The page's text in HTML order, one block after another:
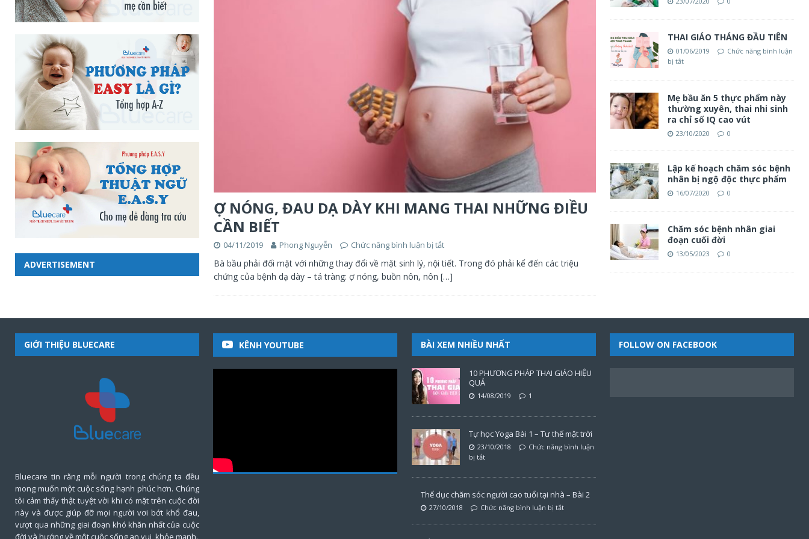
Ợ NÓNG, ĐAU DẠ DÀY KHI MANG THAI NHỮNG ĐIỀU
CẦN BIẾT
04/11/2019 Phong Nguyễn Chức năng bình luận bị tắt
Bà bầu phải đối mặt với những thay đổi về mặt sinh lý, nội tiết. Trong đó phải kể đến các triệu
chứng của bệnh dạ dày – tá tràng: ợ nóng, buồn nôn, nôn […]
ADVERTISEMENT
THAI GIÁO THÁNG ĐẦU TIÊN
01/06/2019
Chức năng bình luận
bị tắt
Mẹ bầu ăn 5 thực phẩm này
thường xuyên, thai nhi sinh
ra chỉ số IQ cao vút
23/10/2020 0
Lập kế hoạch chăm sóc bệnh
nhân bị ngộ độc thực phẩm
16/07/2020 0
Chăm sóc bệnh nhân giai
đoạn cuối đời
13/05/2023 0
GIỚI THIỆU BLUECARE
Bluecare tin rằng mỗi người trong chúng ta đều
mong muốn một cuộc sống hạnh phúc hơn. Chúng
tôi cảm thấy thật tuyệt vời khi có mặt trên cuộc đời
này và được giúp đỡ mọi người vơi bớt khổ đau,
vượt qua những giai đoạn khó khăn nhất của cuộc
đời và hướng về một cuộc sống an vui, khỏe mạnh.
KÊNH YOUTUBE BÀI XEM NHIỀU NHẤT
10 PHƯƠNG PHÁP THAI GIÁO HIỆU
QUẢ
14/08/2019 1
Tự học Yoga Bài 1 – Tư thế mặt trời
23/10/2018
Chức năng bình luận
bị tắt
Thể dục chăm sóc người cao tuổi tại nhà – Bài 2
27/10/2018 Chức năng bình luận bị tắt
FOLLOW ON FACEBOOK